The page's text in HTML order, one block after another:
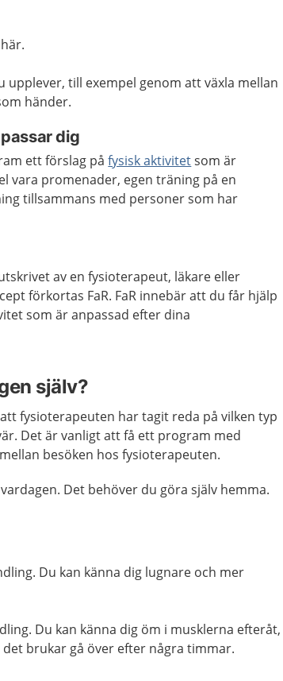
här.
till exempel genom att växla mellan
händer.
dig
ett förslag påfysisk aktivitetsom är
vara promenader, egen träning på en
tillsammans med personer som har
av en fysioterapeut, läkare eller
förkortas FaR. FaR innebär att du får hjälp
som är anpassad efter dina
själv?
fysioterapeuten har tagit reda på vilken typ
Det är vanligt att få ett program med
besöken hos fysioterapeuten.
Det behöver du göra själv hemma.
Du kan känna dig lugnare och mer
Du kan känna dig öm i musklerna efteråt,
brukar gå över efter några timmar.